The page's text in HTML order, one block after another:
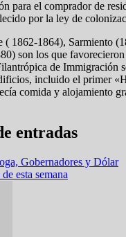
para el comprador de
por la ley de
( 1862-1864), Sarmiento
son los que
de Immigración
incluido el primer
comida y alojamiento
entradas
Gobernadores y Dólar
esta semana